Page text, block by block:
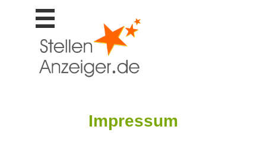
inserieren
Impressum